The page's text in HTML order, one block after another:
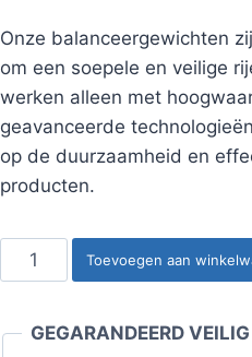
Onze balanceergewichten
om een soepele en veilige
werken alleen met
geavanceerde
op de duurzaamheid en
producten.
Slaggewicht
stalen
50
Toevoegen aan
GEGARANDEERD